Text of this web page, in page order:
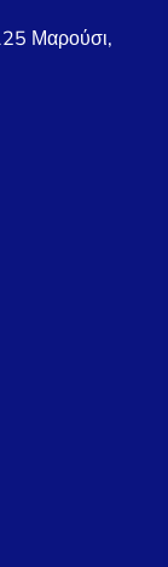
Μαρούσι,